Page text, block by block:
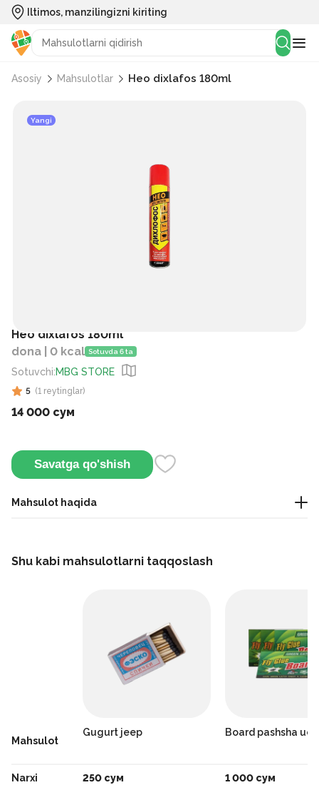
Iltimos, manzilingizni kiriting
Asosiy Mahsulotlar Нео dixlafos 180ml
Yangi
Нео dixlafos 180ml
dona | 0 kcal Sotuvda 6 ta
Sotuvchi:MBG STORE
5 (1 reytinglar)
14 000 сум
Savatga qo'shish
Mahsulot haqida
Shu kabi mahsulotlarni taqqoslash
Mahsulot
Narxi
Gugurt jeep
250 сум
Board pashsha
1 000 сум